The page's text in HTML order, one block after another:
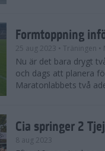
Formtoppning
25 aug 2023 • Träningen •
Nu är det bara drygt
och dags att planera
Maratonlabbets två
Cia springer 2
8 aug 2023